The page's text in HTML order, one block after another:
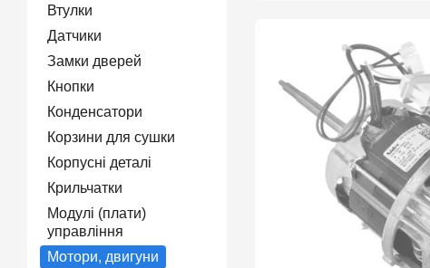
Втулки
Датчики
Замки дверей
Кнопки
Конденсатори
Корзини для сушки
Корпусні деталі
Крильчатки
Модулі (плати)
управління
Мотори, двигуни